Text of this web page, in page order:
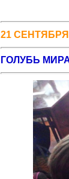
21 СЕНТЯБРЯ
ГОЛУБЬ